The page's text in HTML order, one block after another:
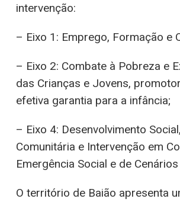
intervenção:
– Eixo 1: Emprego, Formação e
– Eixo 2: Combate à Pobreza e
das Crianças e Jovens,
efetiva garantia para a infância;
– Eixo 4: Desenvolvimento
Comunitária e Intervenção em
Emergência Social e de
O território de Baião apresenta